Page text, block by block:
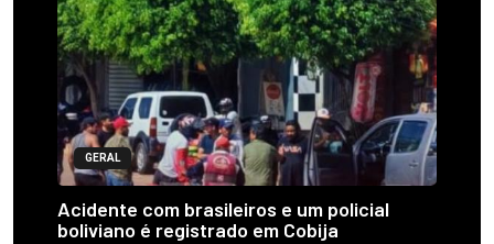
GERAL
Acidente com brasileiros e um policial
boliviano é registrado em Cobija